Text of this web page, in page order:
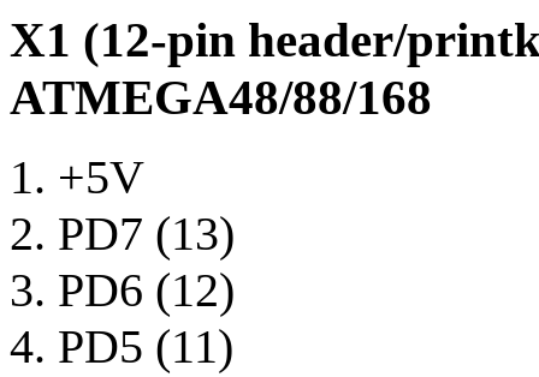
X1 (12-pin header/
ATMEGA48/88/168
+5V
PD7 (13)
PD6 (12)
PD5 (11)